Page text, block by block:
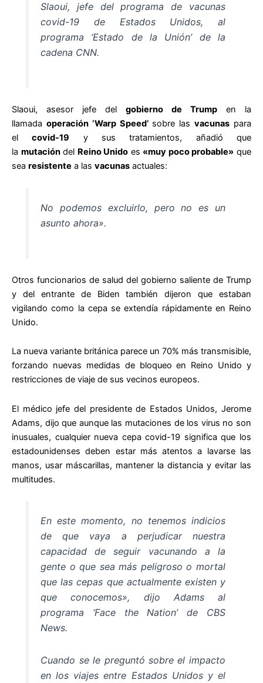
Slaoui, jefe del programa de vacunas
covid-19 de Estados Unidos, al
programa ‘Estado de la Unión’ de la
cadena CNN.
Slaoui, asesor jefe del gobierno de Trumpen la
llamada operación ‘Warp Speed’ sobre las vacunas para
elcovid-19 y sus tratamientos, añadió que
la mutacióndel Reino Unido es «muy poco probable» que
sea resistente a las vacunas actuales:
No podemos excluirlo, pero no es un
asunto ahora».
Otros funcionarios de salud del gobierno saliente de Trump
y del entrante de Biden también dijeron que estaban
vigilando como la cepa se extendía rápidamente en Reino
Unido.
La nueva variante británica parece un 70% más transmisible,
forzando nuevas medidas de bloqueo en Reino Unido y
restricciones de viaje de sus vecinos europeos.
El médico jefe del presidente de Estados Unidos, Jerome
Adams, dijo que aunque las mutaciones de los virus no son
inusuales, cualquier nueva cepa covid-19 significa que los
estadounidenses deben estar más atentos a lavarse las
manos, usar máscarillas, mantener la distancia y evitar las
multitudes.
En este momento, no tenemos indicios
de que vaya a perjudicar nuestra
capacidad de seguir vacunando a la
gente o que sea más peligroso o mortal
que las cepas que actualmente existen y
que conocemos», dijo Adams al
programa ‘Face the Nation’ de CBS
News.
Cuando se le preguntó sobre el impacto
en los viajes entre Estados Unidos y el